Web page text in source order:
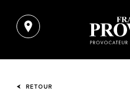
RETOUR